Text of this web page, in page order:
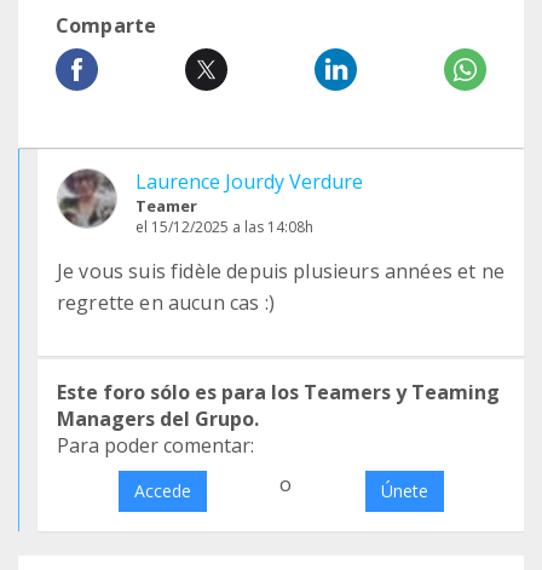
Comparte
Laurence Jourdy Verdure
Teamer
el 15/12/2025 a las 14:08h
Je vous suis fidèle depuis plusieurs années et ne
regrette en aucun cas :)
Este foro sólo es para los Teamers y Teaming
Managers del Grupo.
Para poder comentar:
Accede o Únete